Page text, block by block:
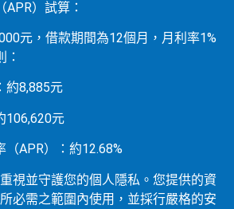
）試算：
元，借款期間為12個月，月利率1%
約8,885元
106,620元
APR）：約12.68%
視並守護您的個人隱私。您提供的資
必需之範圍內使用，並採行嚴格的安